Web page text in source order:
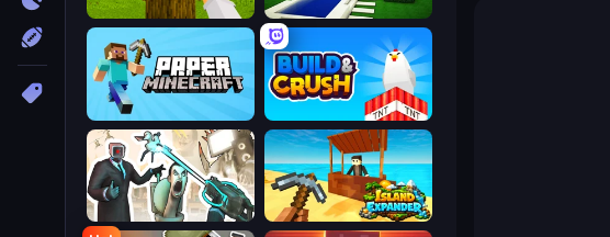
Craft World
Mine Shooter 3D
Build and Crush
Paper Minecraft
Island Expander
Skibidi Toilets: Infection